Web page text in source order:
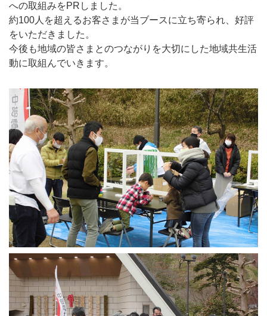
への取組みをPRしました。
約100人を超えるお客さまが当ブースに立ち寄られ、好評
をいただきました。
今後も地域の皆さまとのつながりを大切にした地域共生活
動に取組んでいきます。